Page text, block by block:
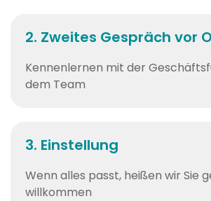
2. Zweites Gespräch vor
Kennenlernen mit der
dem Team
3. Einstellung
Wenn alles passt, heißen wir Sie
willkommen